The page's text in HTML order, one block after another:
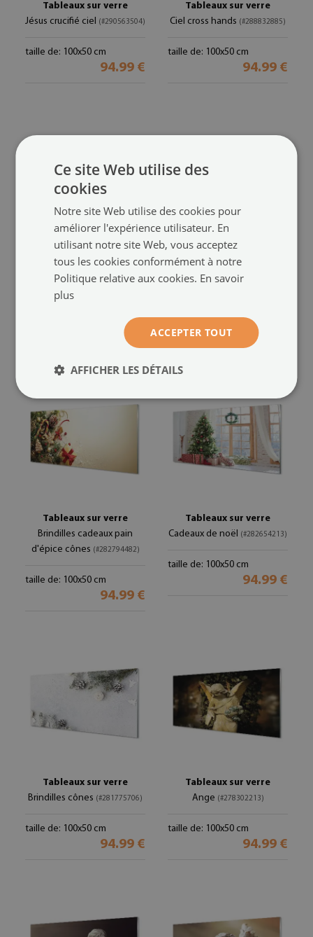
Tableaux sur verre
Jésus crucifié ciel (#290563504)
taille de: 100x50 cm
94.99 €
Tableaux sur verre
Ciel cross hands (#288832885)
taille de: 100x50 cm
94.99 €
Tableaux sur verre
taille de: 100x50 cm
94.99 €
Tableaux sur verre
taille de: 100x50 cm
94.99 €
Tableaux sur verre
Brindilles cadeaux pain
d'épice cônes (#282794482)
taille de: 100x50 cm
94.99 €
Tableaux sur verre
Cadeaux de noël (#282654213)
taille de: 100x50 cm
94.99 €
Tableaux sur verre
Brindilles cônes (#281775706)
taille de: 100x50 cm
94.99 €
Tableaux sur verre
Ange (#278302213)
taille de: 100x50 cm
94.99 €
Ce site Web utilise des
cookies
Notre site Web utilise des cookies pour
améliorer l'expérience utilisateur. En
utilisant notre site Web, vous acceptez
tous les cookies conformément à notre
Politique relative aux cookies. En savoir
plus
ACCEPTER TOUT
AFFICHER LES DÉTAILS